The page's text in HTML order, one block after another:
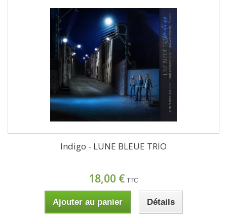
Indigo - LUNE BLEUE TRIO
18,00 € TTC
Ajouter au panier Détails